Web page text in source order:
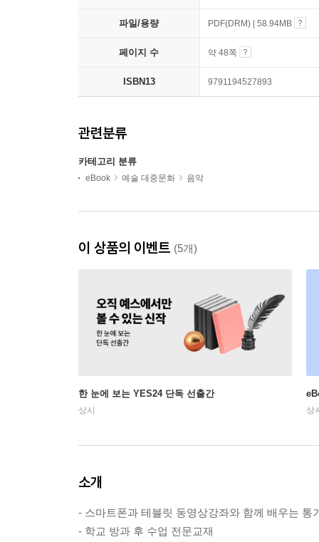
파일/용량 PDF(DRM) | 58.94MB
페이지 수 약 48쪽
ISBN13 9791194527893
관련분류
카테고리 분류
eBook 예술 대중문화 음악
이 상품의 이벤트 (5개)
한 눈에 보는 YES24 단독 선출간
상시 상
소개
- 스마트폰과 테블릿 동영상강좌와 함께 배우는 통
- 학교 방과 후 수업 전문교재